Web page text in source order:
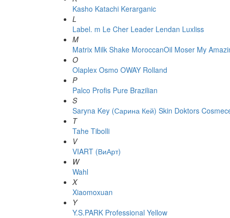
Kasho Katachi Kerarganic
L
Label. m Le Cher Leader Lendan Luxliss
M
Matrix Milk Shake MoroccanOil Moser My
O
Olaplex Osmo OWAY Rolland
P
Palco Profis Pure Brazilian
S
Saryna Key (Сарина Кей) Skin Doktors
T
Tahe Tibolli
V
VIART (ВиАрт)
W
Wahl
X
Xiaomoxuan
Y
Y.S.PARK Professional Yellow